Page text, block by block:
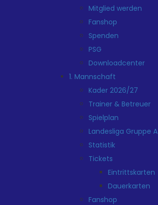
Mitglied werden
Fanshop
Spenden
PSG
Downloadcenter
1. Mannschaft
Kader 2026/27
Trainer & Betreuer
Spielplan
Landesliga Gruppe A
Statistik
Tickets
Eintrittskarten
Dauerkarten
Fanshop